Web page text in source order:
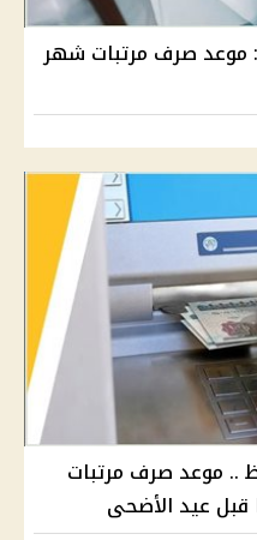
موعد صرف مرتبات شهر
.. موعد صرف مرتبات